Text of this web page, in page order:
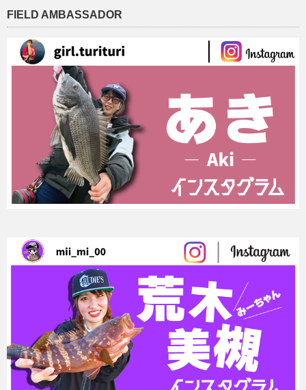
FIELD AMBASSADOR